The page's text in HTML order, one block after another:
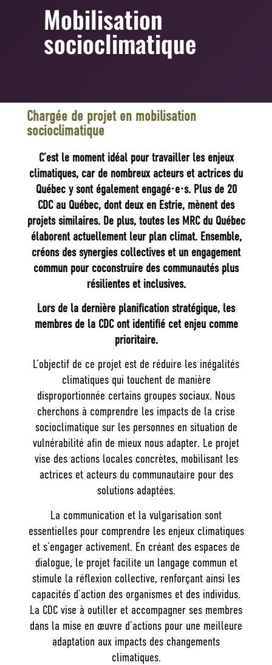
Mobilisation
socioclimatique
Chargée de projet en mobilisation
socioclimatique
C’est le moment idéal pour travailler les enjeux
climatiques, car de nombreux acteurs et actrices du
Québec y sont également engagé·e·s. Plus de 20
CDC au Québec, dont deux en Estrie, mènent des
projets similaires. De plus, toutes les MRC du Québec
élaborent actuellement leur plan climat. Ensemble,
créons des synergies collectives et un engagement
commun pour coconstruire des communautés plus
résilientes et inclusives.
Lors de la dernière planification stratégique, les
membres de la CDC ont identifié cet enjeu comme
prioritaire.
L’objectif de ce projet est de réduire les inégalités
climatiques qui touchent de manière
disproportionnée certains groupes sociaux. Nous
cherchons à comprendre les impacts de la crise
socioclimatique sur les personnes en situation de
vulnérabilité afin de mieux nous adapter. Le projet
vise des actions locales concrètes, mobilisant les
actrices et acteurs du communautaire pour des
solutions adaptées.
La communication et la vulgarisation sont
essentielles pour comprendre les enjeux climatiques
et s’engager activement. En créant des espaces de
dialogue, le projet facilite un langage commun et
stimule la réflexion collective, renforçant ainsi les
capacités d’action des organismes et des individus.
La CDC vise à outiller et accompagner ses membres
dans la mise en œuvre d’actions pour une meilleure
adaptation aux impacts des changements
climatiques.